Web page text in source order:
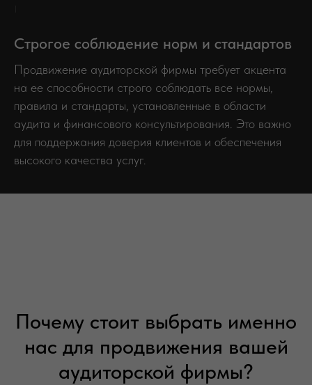
Строгое соблюдение норм и стандартов
Продвижение аудиторской фирмы требует акцента
на ее способности строго соблюдать все нормы,
правила и стандарты, установленные в области
аудита и финансового консультирования. Это важно
для поддержания доверия клиентов и обеспечения
высокого качества услуг.
Почему стоит выбрать именно
нас для продвижения вашей
аудиторской фирмы?